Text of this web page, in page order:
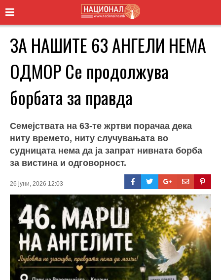
ЗА НАШИТЕ 63 АНГЕЛИ НЕМА
ОДМОР Се продолжува
борбата за правда
Семејствата на 63-те жртви порачаа дека
ниту времето, ниту случувањата во
судницата нема да ја запрат нивната борба
за вистина и одговорност.
26 јуни, 2026 12:03